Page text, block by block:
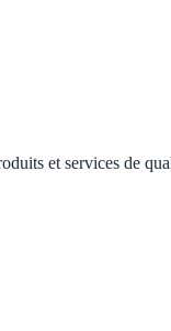
et services de